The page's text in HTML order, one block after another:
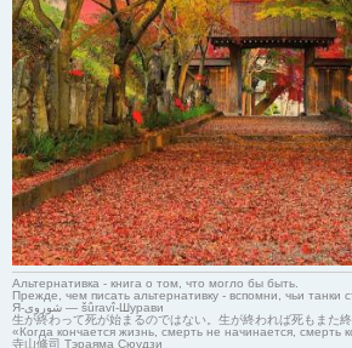
Альтернативка - книга о том, что могло бы быть.
Прежде, чем писать альтернативку - вспомни, чьи танки
Я-شوروی — šûravî-Шурави
生が終わって死が始まるのではない。生が終われば死もまた終
«Когда кончается жизнь, смерть не начинается, смерть
寺山修司 Тэраяма Сюудзи